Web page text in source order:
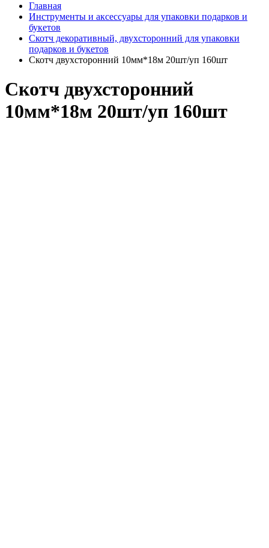
Главная
Инструменты и аксессуары для упаковки подарков и
букетов
Скотч декоративный, двухсторонний для упаковки
подарков и букетов
Скотч двухсторонний 10мм*18м 20шт/уп 160шт
Скотч двухсторонний
10мм*18м 20шт/уп 160шт